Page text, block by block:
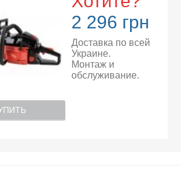
2 296 грн
Доставка по всей
Украине.
Монтаж и
обслуживание.